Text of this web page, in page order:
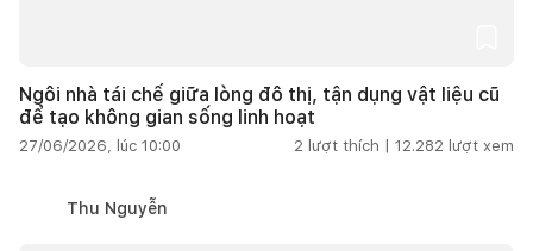
Ngôi nhà tái chế giữa lòng đô thị, tận dụng vật liệu cũ
để tạo không gian sống linh hoạt
27/06/2026, lúc 10:00 2 lượt thích | 12.282 lượt xem
Thu Nguyễn